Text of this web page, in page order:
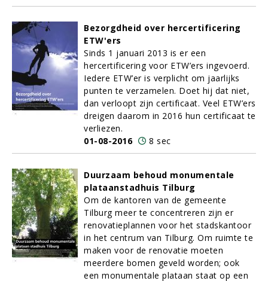
Bezorgdheid over hercertificering
ETW'ers
Sinds 1 januari 2013 is er een
hercertificering voor ETW’ers ingevoerd.
Iedere ETW’er is verplicht om jaarlijks
punten te verzamelen. Doet hij dat niet,
dan verloopt zijn certificaat. Veel ETW’ers
dreigen daarom in 2016 hun certificaat te
verliezen.
01-08-2016
8 sec
Duurzaam behoud monumentale
plataanstadhuis Tilburg
Om de kantoren van de gemeente
Tilburg meer te concentreren zijn er
renovatieplannen voor het stadskantoor
in het centrum van Tilburg. Om ruimte te
maken voor de renovatie moeten
meerdere bomen geveld worden; ook
een monumentale plataan staat op een